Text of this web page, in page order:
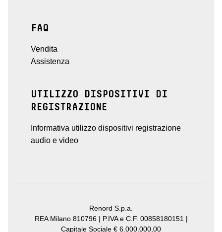
FAQ
Vendita
Assistenza
UTILIZZO DISPOSITIVI DI
REGISTRAZIONE
Informativa utilizzo dispositivi registrazione
audio e video
Renord S.p.a.
REA Milano 810796 | P.IVA e C.F. 00858180151 |
Capitale Sociale € 6.000.000,00